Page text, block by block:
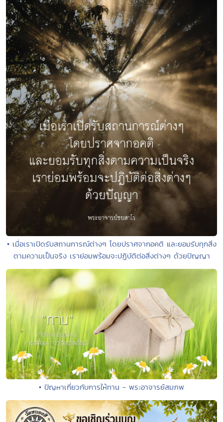
• เมื่อเราเปิดรับสถานการณ์ต่างๆ โดยปราศจากอคติ และยอมรับทุกสิ่ง
ตามความเป็นจริง เราย่อมพร้อมจะปฏิบัติต่อสิ่งต่างๆ ด้วยปัญญา
• ปัญหาเกี่ยวกับการให้ทาน - พระอาจารย์สมภพ